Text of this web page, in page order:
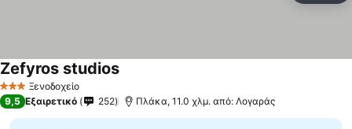
3 ΑστέριαΞενοδοχείο
Zefyros studios
9,5 Εξαιρετικό 252 Πλάκα, 11.0 χλμ. από: Λογαράς